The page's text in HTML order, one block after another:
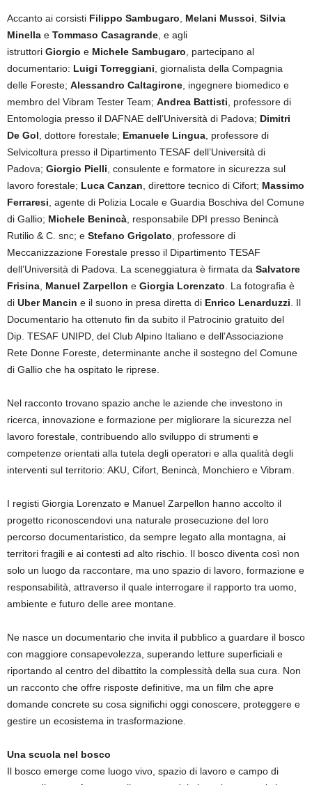
Accanto ai corsisti Filippo Sambugaro Melani Mussoi Silvia
Minella e Tommaso Casagrande , e agli
istruttori Giorgio e Michele Sambugaro , partecipano al
documentario: Luigi Torreggiani , giornalista della Compagnia
delle Foreste; Alessandro Caltagirone , ingegnere biomedico e
membro del Vibram Tester Team; Andrea Battisti , professore di
Entomologia presso il DAFNAE dell’Università di Padova; Dimitri
De Gol , dottore forestale; Emanuele Lingua , professore di
Selvicoltura presso il Dipartimento TESAF dell’Università di
Padova; Giorgio Pielli , consulente e formatore in sicurezza sul
lavoro forestale; Luca Canzan , direttore tecnico di Cifort; Massimo
Ferraresi , agente di Polizia Locale e Guardia Boschiva del Comune
di Gallio; Michele Benincà , responsabile DPI presso Benincà
Rutilio & C. snc; e Stefano Grigolato , professore di
Meccanizzazione Forestale presso il Dipartimento TESAF
dell’Università di Padova. La sceneggiatura è firmata da Salvatore
Frisina Manuel Zarpellon e Giorgia Lorenzato . La fotografia è
di Uber Mancin e il suono in presa diretta di Enrico Lenarduzzi . Il
Documentario ha ottenuto fin da subito il Patrocinio gratuito del
Dip. TESAF UNIPD, del Club Alpino Italiano e dell’Associazione
Rete Donne Foreste, determinante anche il sostegno del Comune
di Gallio che ha ospitato le riprese.
Nel racconto trovano spazio anche le aziende che investono in
ricerca, innovazione e formazione per migliorare la sicurezza nel
lavoro forestale, contribuendo allo sviluppo di strumenti e
competenze orientati alla tutela degli operatori e alla qualità degli
interventi sul territorio: AKU, Cifort, Benincà, Monchiero e Vibram.
I registi Giorgia Lorenzato e Manuel Zarpellon hanno accolto il
progetto riconoscendovi una naturale prosecuzione del loro
percorso documentaristico, da sempre legato alla montagna, ai
territori fragili e ai contesti ad alto rischio. Il bosco diventa così non
solo un luogo da raccontare, ma uno spazio di lavoro, formazione e
responsabilità, attraverso il quale interrogare il rapporto tra uomo,
ambiente e futuro delle aree montane.
Ne nasce un documentario che invita il pubblico a guardare il bosco
con maggiore consapevolezza, superando letture superficiali e
riportando al centro del dibattito la complessità della sua cura. Non
un racconto che offre risposte definitive, ma un film che apre
domande concrete su cosa significhi oggi conoscere, proteggere e
gestire un ecosistema in trasformazione.
Una scuola nel bosco
Il bosco emerge come luogo vivo, spazio di lavoro e campo di